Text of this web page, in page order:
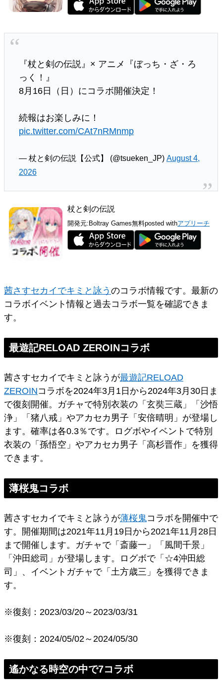
『杖と剣の伝説』× アニメ『ぼっち・ざ・ろ
っく！』
8月16日（日）にコラボ開催決定！
続報はお楽しみに！
pic.twitter.com/CAt7nRMnmp
— 杖と剣の伝説【公式】 (@tsueken_JP) August 4,
2026
杖と剣の伝説
開発元: Boltray Games無料posted withアプリーチ
茜さすセカイでキミと詠う のコラボ情報です。最新の
コラボイベント情報と過去コラボ一覧を確認できま
す。
最遊記RELOAD ZEROINコラボ
茜さすセカイでキミと詠うが最遊記RELOAD
ZEROINコラボを2024年3月1日から2024年3月30日ま
で復刻開催。ガチャで特別衣装の「玄奘三蔵」「沙悟
浄」「猪八戒」やアカセカ男子「安倍晴明」が登場し
ます。確率は各0.3％です。ログボやイベントで特別
衣装の「孫悟空」やアカセカ男子「高杉晋作」を獲得
できます。
薄桜鬼コラボ
茜さすセカイでキミと詠うが薄桜鬼コラボを開催中で
す。開催期間は2021年11月19日から2021年11月28日
まで開催します。ガチャで「斎藤一」「風間千景」
「沖田総司」が登場します。ログボで「☆4沖田総
司」、イベントガチャで「土方歳三」を獲得できま
す。
※復刻：2023/03/20～2023/03/31
※復刻：2024/05/02～2024/05/30
遙かなる時空の中で7コラボ